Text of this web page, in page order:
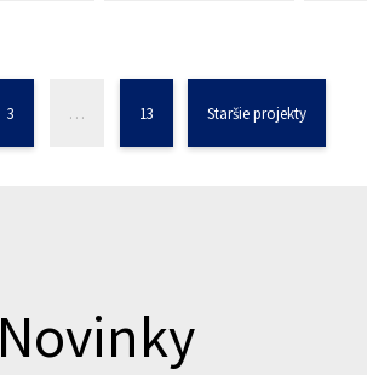
3 … 13 Staršie projekty
Novinky